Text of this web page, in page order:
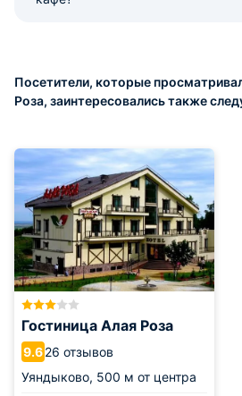
Посетители, которые
Роза, заинтересовались также
Гостиница Алая Роза
9.626 отзывов
Уяндыково, 500 м от центра